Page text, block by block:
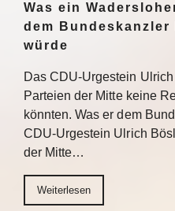
Was ein
dem
würde
Das CDU-Urgestein
Parteien der Mitte keine
könnten. Was er dem
CDU-Urgestein Ulrich
der Mitte…
Weiterlesen